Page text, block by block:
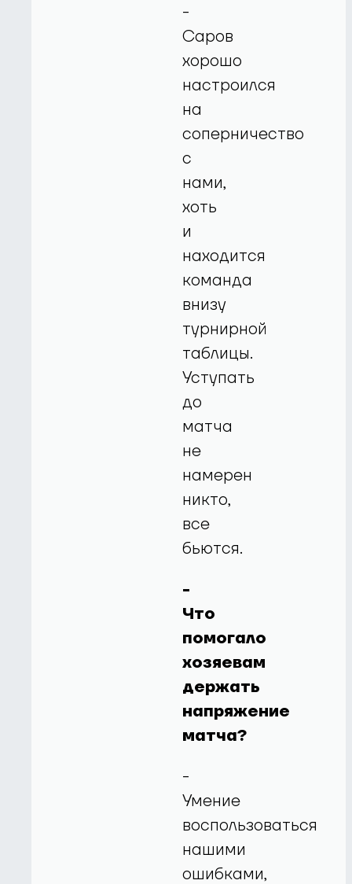
-
Саров
хорошо
настроился
на
соперничество
с
нами,
хоть
и
находится
команда
внизу
турнирной
таблицы.
Уступать
до
матча
не
намерен
никто,
все
бьются.
-
Что
помогало
хозяевам
держать
напряжение
матча?
-
Умение
воспользоваться
нашими
ошибками,